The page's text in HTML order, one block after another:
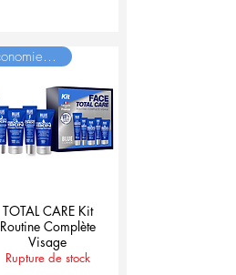
Economie = 20€
TOTAL CARE Kit
Routine Complète
Visage
Rupture de stock